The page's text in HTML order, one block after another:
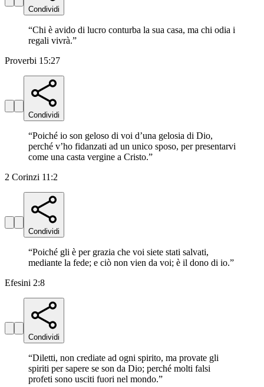
Condividi
“Chi è avido di lucro conturba la sua casa, ma chi odia i
regali vivrà.”
Proverbi 15:27
Condividi
“Poiché io son geloso di voi d’una gelosia di Dio,
perché v’ho fidanzati ad un unico sposo, per presentarvi
come una casta vergine a Cristo.”
2 Corinzi 11:2
Condividi
“Poiché gli è per grazia che voi siete stati salvati,
mediante la fede; e ciò non vien da voi; è il dono di io.”
Efesini 2:8
Condividi
“Diletti, non crediate ad ogni spirito, ma provate gli
spiriti per sapere se son da Dio; perché molti falsi
profeti sono usciti fuori nel mondo.”